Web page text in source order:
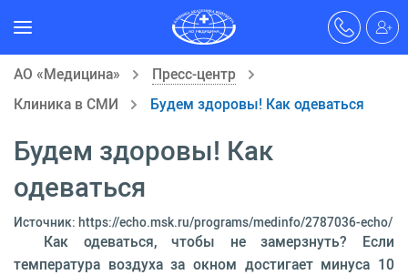
АО «Медицина»
Пресс-центр
Клиника в СМИ
Будем здоровы! Как одеваться
Будем здоровы! Как
одеваться
Источник: https://echo.msk.ru/programs/medinfo/2787036-echo/
Как одеваться, чтобы не замерзнуть? Если
температура воздуха за окном достигает минуса 10